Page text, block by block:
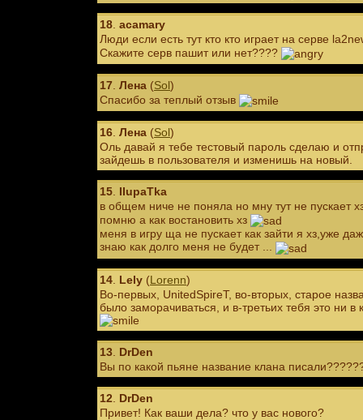
18 acamary
Люди если есть тут кто кто играет на серве
Скажите серв пашит или нет????
17 Лена (Sol)
Спасибо за теплый отзыв
16 Лена (Sol)
Оль давай я тебе тестовый пароль сделаю и
зайдешь в пользователя и изменишь на новый.
15 IIupaTka
в общем ниче не поняла но мну тут не пускает
помню а как востановить хз
меня в игру ща не пускает как зайти я хз,уже
знаю как долго меня не будет ...
14 Lely (Lorenn)
Во-первых, UnitedSpireT, во-вторых, старое
было заморачиваться, и в-третьих тебя это ни в
13 DrDen
Вы по какой пьяне название клана
12
DrDen
Привет! Как ваши дела? что у вас нового?